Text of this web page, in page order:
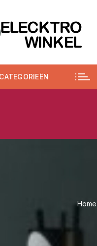
Home